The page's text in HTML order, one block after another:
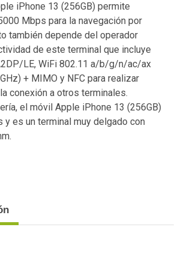
iPhone 13 (256GB) permite
Mbps para la navegación por
también depende del operador
de este terminal que incluye
LE, WiFi 802.11 a/b/g/n/ac/ax
+ MIMO y NFC para realizar
conexión a otros terminales.
el móvil Apple iPhone 13 (256GB)
y es un terminal muy delgado con